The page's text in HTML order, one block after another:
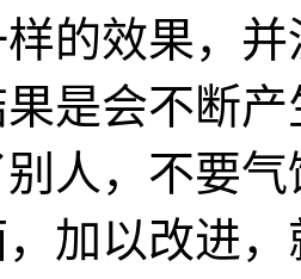
的效果，
是会不断
人，不要
加以改进